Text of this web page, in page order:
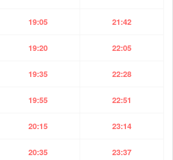
19:05 21:42
19:20 22:05
19:35 22:28
19:55 22:51
20:15 23:14
20:35 23:37